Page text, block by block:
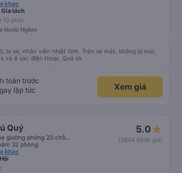
khác
Gia lách
10 phút
Nước Ngầm
lơ xe, nhân viên nhiệt tình. Trên xe mát, không bị mùi,
và ổ sạc điện thoại. Quá ok
toán trước
lập tức
Xem giá
Quý
32 phòng
khác
5.0
(2844 đánh giá)